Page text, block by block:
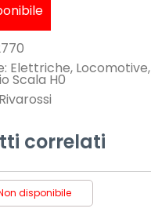
Elettriche, Locomotive,
Scala H0
Rivarossi
correlati
disponibile